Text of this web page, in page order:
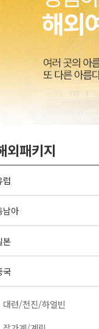
외패키지
럽
남아
본
국
대련/천진/하얼빈